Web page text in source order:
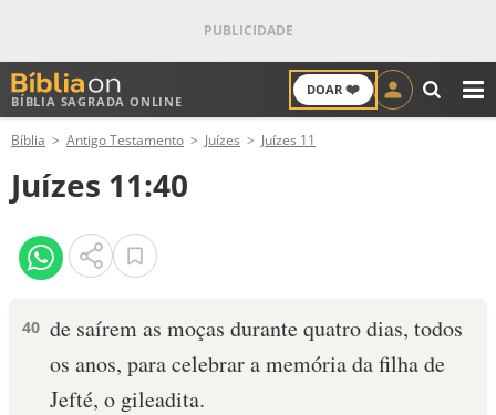
BÍBLIA SAGRADA ONLINE
DOAR ❤️
ANTIGO TESTAMENTO
NOVO TESTAMENTO
VERSÍCULOS
PALAVRA DO DIA
Bíblia Antigo Testamento Juízes Juízes 11
Juízes 11:40
40 de saírem as moças durante quatro dias, todos
os anos, para celebrar a memória da filha de
Jefté, o gileadita.